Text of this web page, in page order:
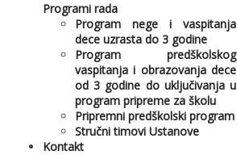
Programi rada
Program nege i vaspitanja
dece uzrasta do 3 godine
Program predškolskog
vaspitanja i obrazovanja dece
od 3 godine do uključivanja u
program pripreme za školu
Pripremni predškolski program
Stručni timovi Ustanove
Kontakt